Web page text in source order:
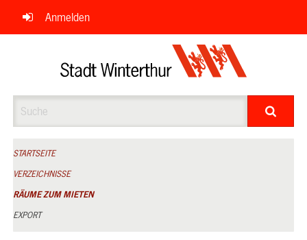
Navigation
überspringen
Anmelden
STARTSEITE
VERZEICHNISSE
RÄUME ZUM MIETEN
EXPORT